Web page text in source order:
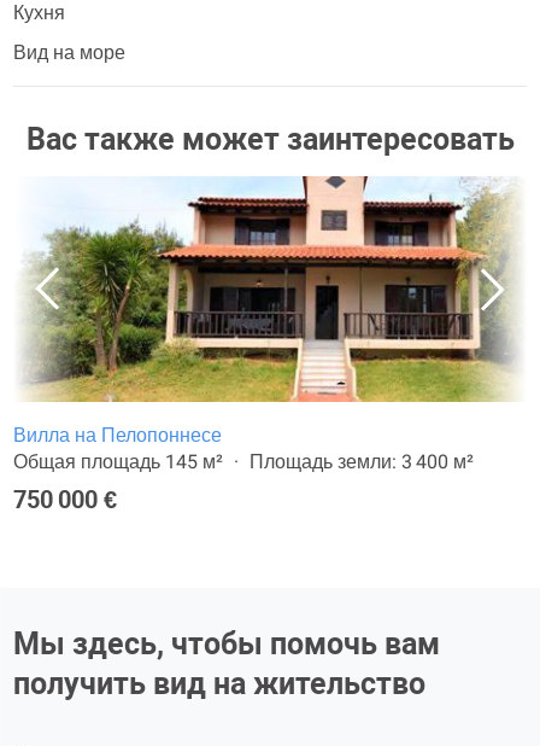
Кухня
Вид на море
Вас также может заинтересовать
Вилла на Пелопоннесе
Общая площадь 145 м²
Площадь земли: 3 400 м²
750 000 €
Мы здесь, чтобы помочь вам
получить вид на жительство